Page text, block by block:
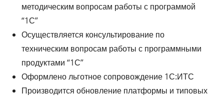
методическим вопросам работы с программой
“1С”
Осуществляется консультирование по
техническим вопросам работы с программными
продуктами “1С”
Оформлено льготное сопровождение 1С:ИТС
Производится обновление платформы и типовых